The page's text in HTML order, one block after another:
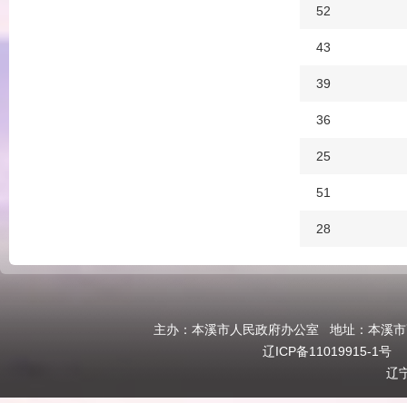
52
43
39
36
25
51
28
主办：本溪市人民政府办公室 地址：本溪
辽ICP备11019915-1号
辽